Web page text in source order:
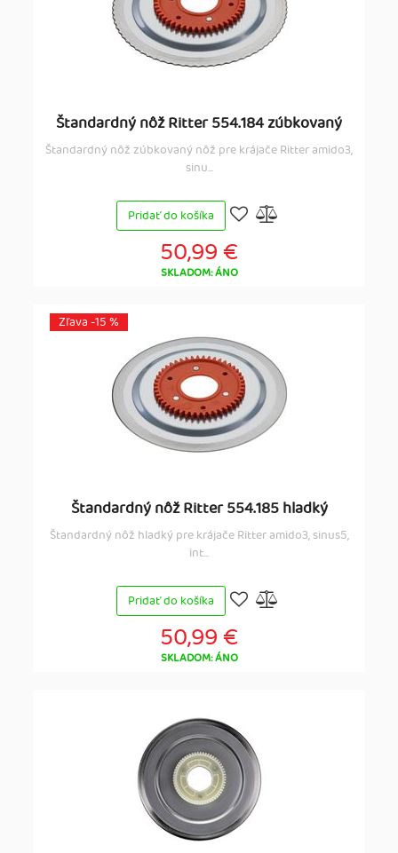
Štandardný nôž Ritter 554.184 zúbkovaný
Štandardný nôž zúbkovaný nôž pre krájače Ritter amido3,
sinu...
Pridať do košíka
50,99 €
SKLADOM: ÁNO
Zľava -15 %
Štandardný nôž Ritter 554.185 hladký
Štandardný nôž hladký pre krájače Ritter amido3, sinus5,
int...
Pridať do košíka
50,99 €
SKLADOM: ÁNO